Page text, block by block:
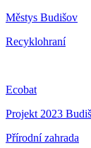
Městys Budišov
Recyklohraní
Ecobat
Projekt 2023
Přírodní zahrada